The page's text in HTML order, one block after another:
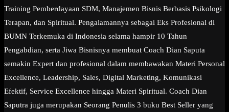
Training Pemberdayaan SDM, Manajemen Bisnis Berbasis Psikologi
Terapan, dan Spiritual. Pengalamannya sebagai Eks Profesional di
BUMN Terkemuka di Indonesia selama hampir 10 Tahun
Pengabdian, serta Jiwa Bisnisnya membuat Coach Dian Saputa
semakin Expert dan profesional dalam membawakan Materi Personal
Excellence, Leadership, Sales, Digital Marketing, Komunikasi
Efektif, Service Excellence hingga Materi Spiritual. Coach Dian
Saputra juga merupakan Seorang Penulis 3 buku Best Seller yang